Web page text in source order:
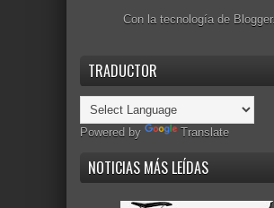
Con la tecnología de Blogger.
TRADUCTOR
Powered by Translate
NOTICIAS MÁS LEÍDAS